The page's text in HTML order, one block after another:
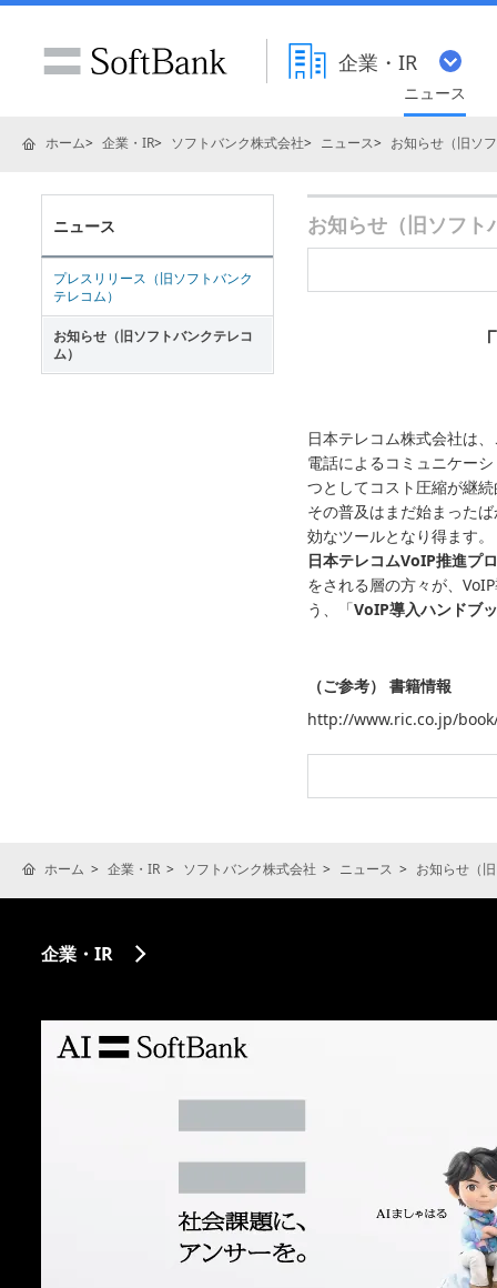
企業・IR
ニュース
ホーム 企業・IR ソフトバンク株式会社 ニュース お知らせ（旧ソ
お知らせ（旧ソフト
日本テレコム株式会社は
電話によるコミュニケー
つとしてコスト圧縮が継
その普及はまだ始まった
効なツールとなり得ます。
日本テレコムVoIP推進プ
をされる層の方々が、
う、「VoIP導入ハンドブ
（ご参考） 書籍情報
http://www.ric.co.jp/
ニュース
プレスリリース（旧ソフトバンク
テレコム）
お知らせ（旧ソフトバンクテレコ
ム）
ホーム 企業・IR ソフトバンク株式会社 ニュース お知らせ（
企業・IR